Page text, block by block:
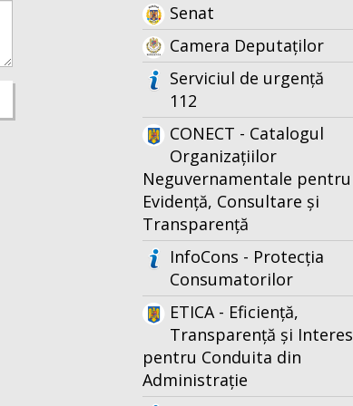
Senat
Camera Deputaților
Serviciul de urgență
112
CONECT - Catalogul
Organizațiilor
Neguvernamentale pentru
Evidență, Consultare și
Transparență
InfoCons - Protecția
Consumatorilor
ETICA - Eficiență,
Transparență și Interes
pentru Conduita din
Administrație